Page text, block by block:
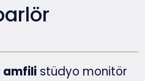
amfili stüdyo monitör